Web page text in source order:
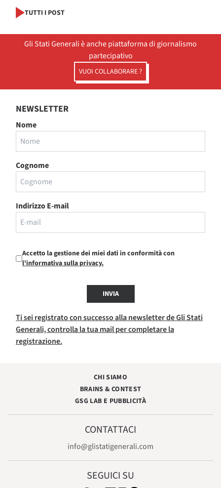
TUTTI I POST
Gli Stati Generali è anche piattaforma di giornalismo
partecipativo
VUOI COLLABORARE ?
NEWSLETTER
Nome
Cognome
Indirizzo E-mail
Accetto la gestione dei miei dati in conformità con
l'informativa sulla privacy.
INVIA
Ti sei registrato con successo alla newsletter de Gli Stati
Generali, controlla la tua mail per completare la
registrazione.
CHI SIAMO
BRAINS & CONTEST
GSG LAB E PUBBLICITÀ
CONTATTACI
info@glistatigenerali.com
SEGUICI SU